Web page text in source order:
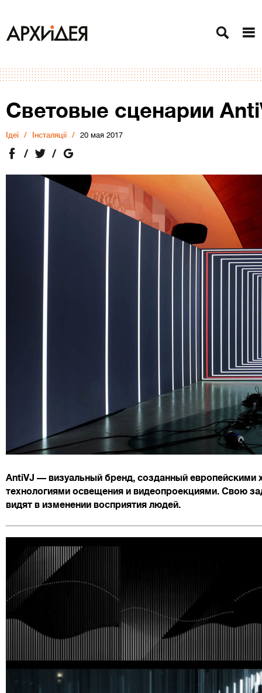
Световые сценарии
Ідеї Інсталяції 20 мая 2017
AntiVJ — визуальный бренд, созданный
технологиями освещения и видеопроекциями. Свою
видят в изменении восприятия людей.